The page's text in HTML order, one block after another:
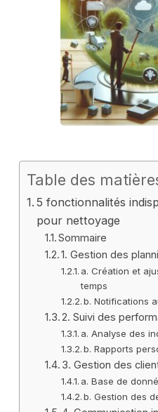
Table des
5 fonctionnalités
pour nettoyage
Sommaire
1. Gestion des
a. Création et
temps
b. Notifications
2. Suivi des
a. Analyse des
b. Rapports
3. Gestion des
a. Base de
b. Gestion des